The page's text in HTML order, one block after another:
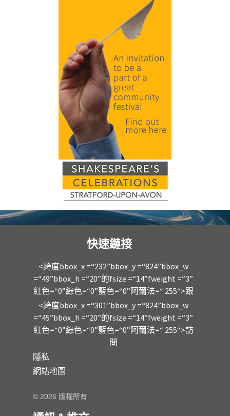
快速鏈接
<跨度bbox_x =“232”bbox_y =“824”bbox_w
=“49”bbox_h =“20”的fsize =“14”fweight =“3”
紅色=“0”綠色=“0”藍色=“0”阿爾法=“ 255“>跟
<跨度bbox_x =“301”bbox_y =“824”bbox_w
=“45”bbox_h =“20”的fsize =“14”fweight =“3”
紅色=“0”綠色=“0”藍色=“0”阿爾法=“ 255“>訪
問
隱私
網站地圖
© 2026 版權所有.